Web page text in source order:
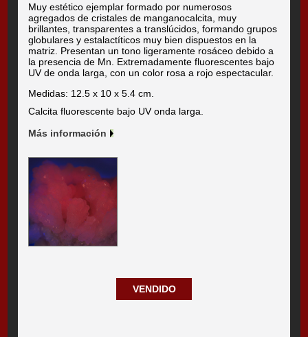
Muy estético ejemplar formado por numerosos
agregados de cristales de manganocalcita, muy
brillantes, transparentes a translúcidos, formando grupos
globulares y estalactíticos muy bien dispuestos en la
matriz. Presentan un tono ligeramente rosáceo debido a
la presencia de Mn. Extremadamente fluorescentes bajo
UV de onda larga, con un color rosa a rojo espectacular.
Medidas: 12.5 x 10 x 5.4 cm.
Calcita fluorescente bajo UV onda larga.
Más información
VENDIDO